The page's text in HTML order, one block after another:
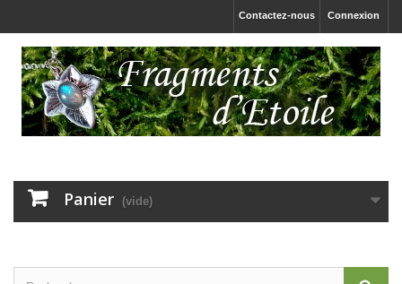
Connexion
Contactez-nous
Panier (vide)